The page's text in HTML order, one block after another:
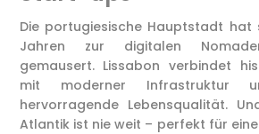
Die portugiesische Hauptstadt hat
Jahren zur digitalen
gemausert. Lissabon verbindet
mit moderner Infrastruktur
hervorragende Lebensqualität.
Atlantik ist nie weit – perfekt für